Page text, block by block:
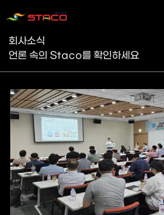
회사소식
언론 속의 Staco를 확인하세요